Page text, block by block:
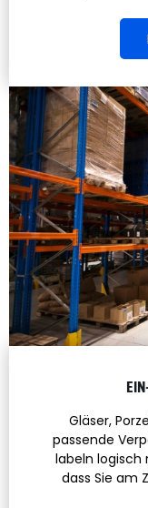
Gläser,
passende
labeln logisch
dass Sie am